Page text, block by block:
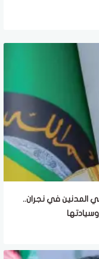
المدنين في نجران..